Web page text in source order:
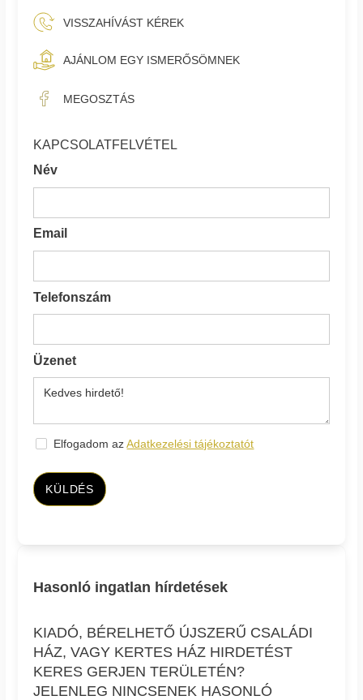
VISSZAHÍVÁST KÉREK
AJÁNLOM EGY ISMERŐSÖMNEK
MEGOSZTÁS
KAPCSOLATFELVÉTEL
Név
Email
Telefonszám
Üzenet
Elfogadom azAdatkezelési tájékoztatót
KÜLDÉS
Hasonló ingatlan hírdetések
KIADÓ, BÉRELHETŐ ÚJSZERŰ CSALÁDI
HÁZ, VAGY KERTES HÁZ HIRDETÉST
KERES GERJEN TERÜLETÉN?
JELENLEG NINCSENEK HASONLÓ